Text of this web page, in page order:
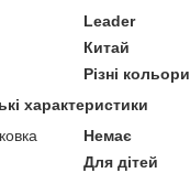
Leader
Китай
Різні кольори
характеристики
Немає
Для дітей